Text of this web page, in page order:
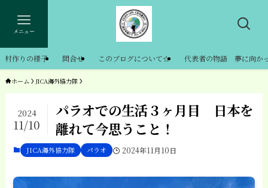
メニュー
村作りの様子 問合せ このブログについて☆ 代表者の物語 夢に向か
ホーム JICA海外協力隊
パラオでの生活３ヶ月目 日本を
離れて今思うこと！
2024
11/10
JICA海外協力隊 パラオ 2024年11月10日